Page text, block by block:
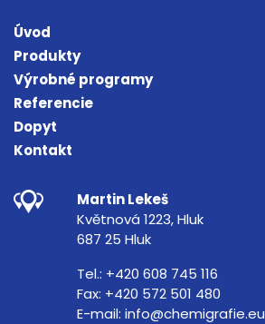
Úvod
Produkty
Výrobné programy
Referencie
Dopyt
Kontakt
Martin Lekeš
Květnová 1223, Hluk
687 25 Hluk
Tel.: +420 608 745 116
Fax: +420 572 501 480
E-mail: info@chemigrafie.eu